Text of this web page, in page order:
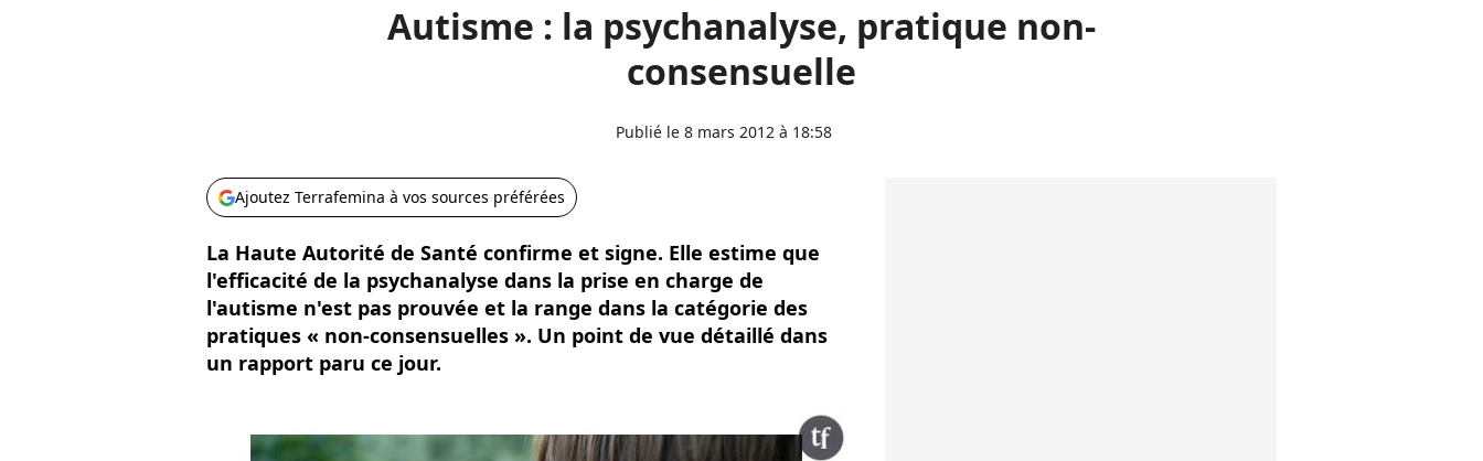
Autisme : la psychanalyse, pratique non-
consensuelle
Publié le 8 mars 2012 à 18:58
Ajoutez Terrafemina à vos sources préférées
La Haute Autorité de Santé confirme et signe. Elle estime que
l'efficacité de la psychanalyse dans la prise en charge de
l'autisme n'est pas prouvée et la range dans la catégorie des
pratiques « non-consensuelles ». Un point de vue détaillé dans
un rapport paru ce jour.